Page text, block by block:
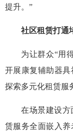
提升。”
社区租赁打通
为让群众“用
开展康复辅助器具
探索多元化租赁服
在场景建设方
赁服务全面嵌入养